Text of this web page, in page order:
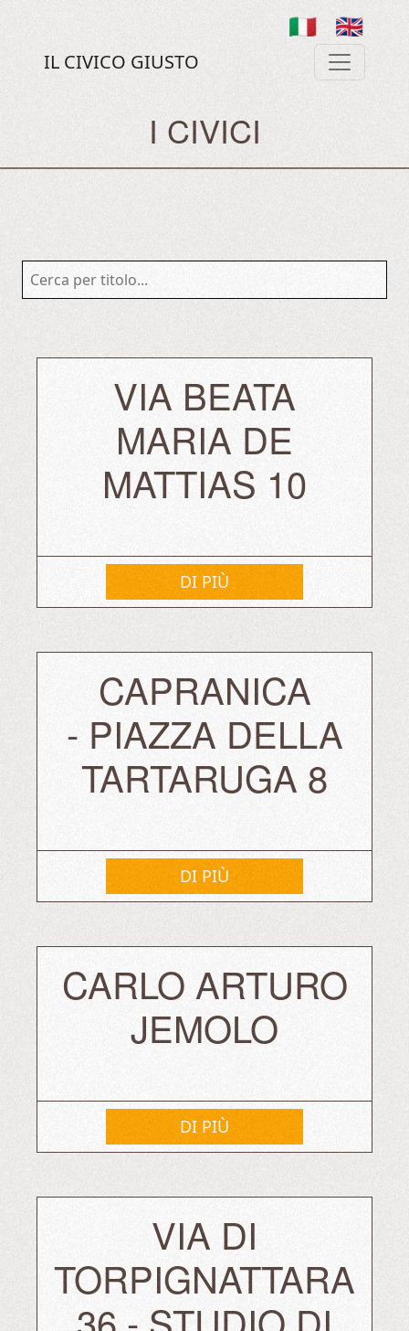
🇮🇹 🇬🇧
IL CIVICO GIUSTO
I CIVICI
VIA BEATA
MARIA DE
MATTIAS 10
DI PIÙ
⁠CAPRANICA
- PIAZZA DELLA
TARTARUGA 8
DI PIÙ
CARLO ARTURO
JEMOLO
DI PIÙ
VIA DI
TORPIGNATTARA